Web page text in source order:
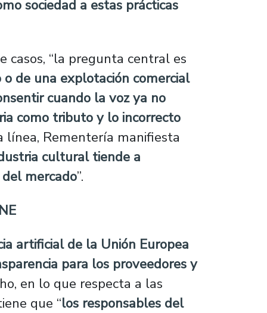
sociedad a estas prácticas
casos, “la pregunta central es
de una explotación comercial
cuando la voz ya no
como tributo y lo incorrecto
línea, Rementería manifiesta
cultural tiende a
mercado”.
artificial de la Unión Europea
para los proveedores y
en lo que respecta a las
que “los responsables del